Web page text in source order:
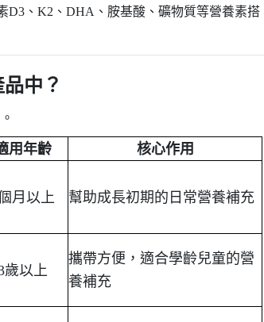
D3 、 K2 、 DHA 、胺基酸、礦物質等營養素搭
中？
用年齡 核心作用
月以上 幫助成長初期的日常營養補充
歲以上
攜帶方便，適合學齡兒童的營
養補充